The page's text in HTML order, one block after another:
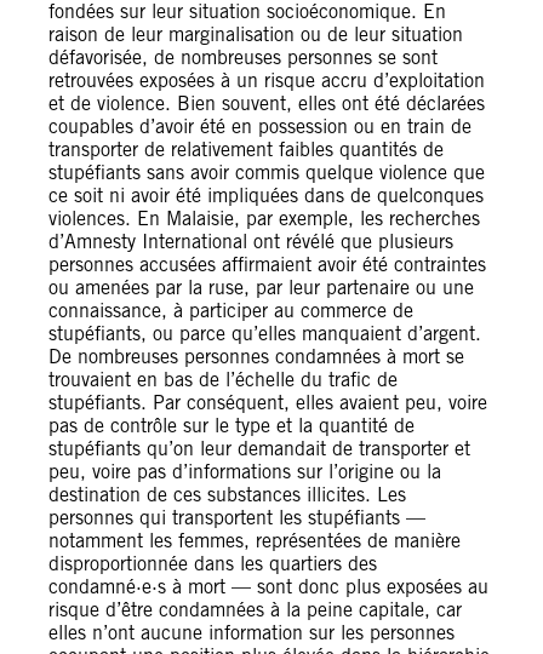
fondées sur leur situation socioéconomique. En
raison de leur marginalisation ou de leur situation
défavorisée, de nombreuses personnes se sont
retrouvées exposées à un risque accru d’exploitation
et de violence. Bien souvent, elles ont été déclarées
coupables d’avoir été en possession ou en train de
transporter de relativement faibles quantités de
stupéfiants sans avoir commis quelque violence que
ce soit ni avoir été impliquées dans de quelconques
violences. En Malaisie, par exemple, les recherches
d’Amnesty International ont révélé que plusieurs
personnes accusées affirmaient avoir été contraintes
ou amenées par la ruse, par leur partenaire ou une
connaissance, à participer au commerce de
stupéfiants, ou parce qu’elles manquaient d’argent.
De nombreuses personnes condamnées à mort se
trouvaient en bas de l’échelle du trafic de
stupéfiants. Par conséquent, elles avaient peu, voire
pas de contrôle sur le type et la quantité de
stupéfiants qu’on leur demandait de transporter et
peu, voire pas d’informations sur l’origine ou la
destination de ces substances illicites. Les
personnes qui transportent les stupéfiants —
notamment les femmes, représentées de manière
disproportionnée dans les quartiers des
condamné·e·s à mort — sont donc plus exposées au
risque d’être condamnées à la peine capitale, car
elles n’ont aucune information sur les personnes